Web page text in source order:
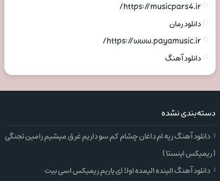
https://musicpars4.ir/
دانلود رمان
https://www.payamusic.ir/
دانلود آهنگ
دسته‌بندی نشده
دانلود آهنگ ریه ام داغان چشام کم سو داریم غرق میشیم رامین تجنگی
( ریمیکس اینستا )
دانلود آهنگ الینده الیمده اولا ای یاریم ریمیکس اسی بیت